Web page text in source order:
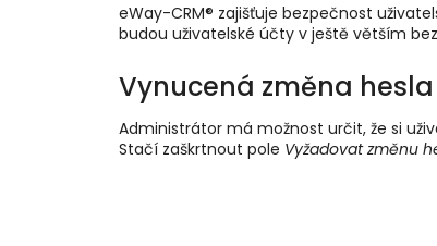
eWay-CRM® zajišťuje bezpečnost
budou uživatelské účty v ještě větším
Vynucená změna hesla
Administrátor má možnost určit, že si
Stačí zaškrtnout pole Vyžadovat změnu